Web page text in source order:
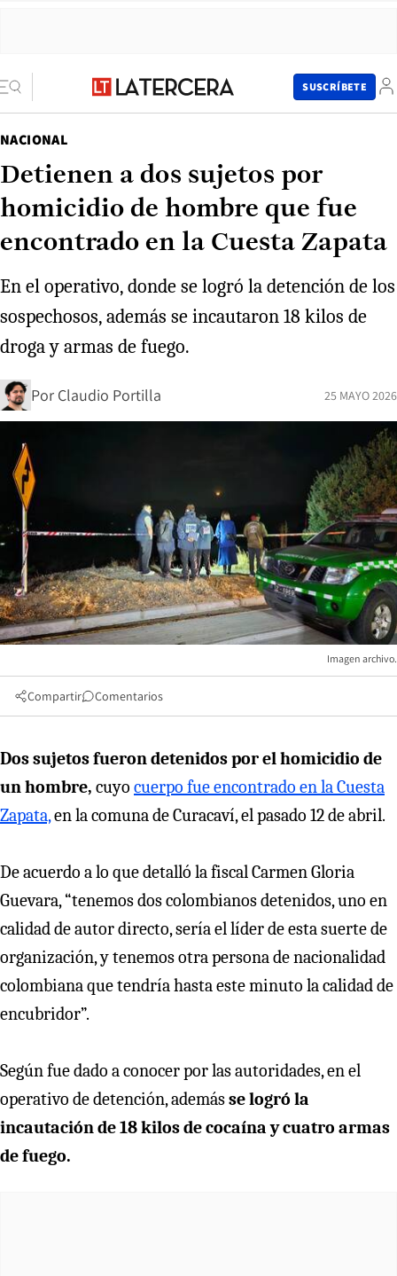
SUSCRÍBETE
NACIONAL
Detienen a dos sujetos por
homicidio de hombre que fue
encontrado en la Cuesta Zapata
En el operativo, donde se logró la detención de los
sospechosos, además se incautaron 18 kilos de
droga y armas de fuego.
Por Claudio Portilla 25 MAYO 2026
Imagen archivo.
Compartir Comentarios
Dos sujetos fueron detenidos por el homicidio de
un hombre, cuyo cuerpo fue encontrado en la Cuesta
Zapata,en la comuna de Curacaví, el pasado 12 de abril.
De acuerdo a lo que detalló la fiscal Carmen Gloria
Guevara, “tenemos dos colombianos detenidos, uno en
calidad de autor directo, sería el líder de esta suerte de
organización, y tenemos otra persona de nacionalidad
colombiana que tendría hasta este minuto la calidad de
encubridor”.
Según fue dado a conocer por las autoridades, en el
operativo de detención, ademásse logró la
incautación de 18 kilos de cocaína y cuatro armas
de fuego.